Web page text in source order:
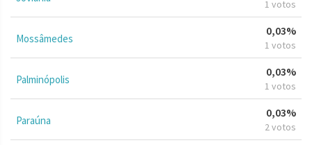
1 votos
Mossâmedes
0,03%
1 votos
Palminópolis
0,03%
1 votos
Paraúna
0,03%
2 votos